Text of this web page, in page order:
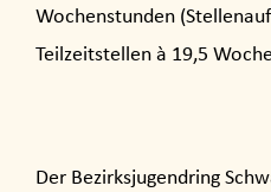
Wochenstunden
Teilzeitstellen à 19,5
Der Bezirksjugendring